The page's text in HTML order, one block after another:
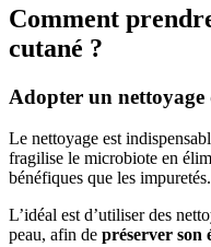
Comment
cutané ?
Adopter un nettoyage
Le nettoyage est
fragilise le microbiote en
bénéfiques que les impuretés.
L’idéal est d’utiliser des
peau, afin de préserver son